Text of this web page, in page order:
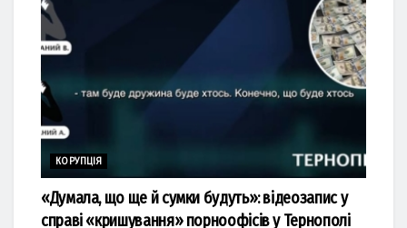
КОРУПЦІЯ
«Думала, що ще й сумки будуть»: відеозапис у
справі «кришування» порноофісів у Тернополі